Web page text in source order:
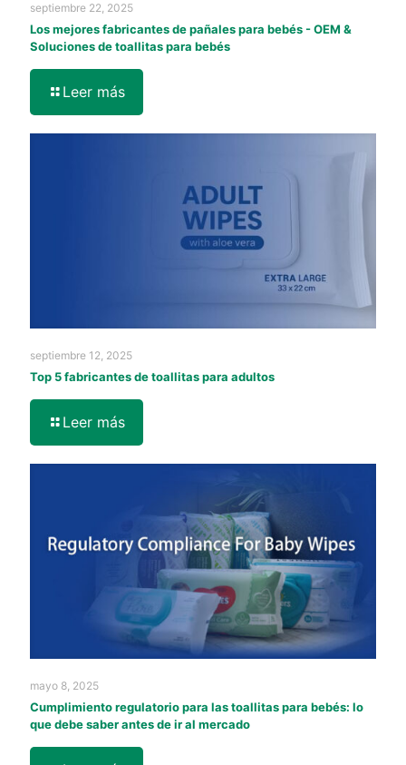
septiembre 22, 2025
Los mejores fabricantes de pañales para bebés - OEM &
Soluciones de toallitas para bebés
Leer más
septiembre 12, 2025
Top 5 fabricantes de toallitas para adultos
Leer más
mayo 8, 2025
Cumplimiento regulatorio para las toallitas para bebés: lo
que debe saber antes de ir al mercado